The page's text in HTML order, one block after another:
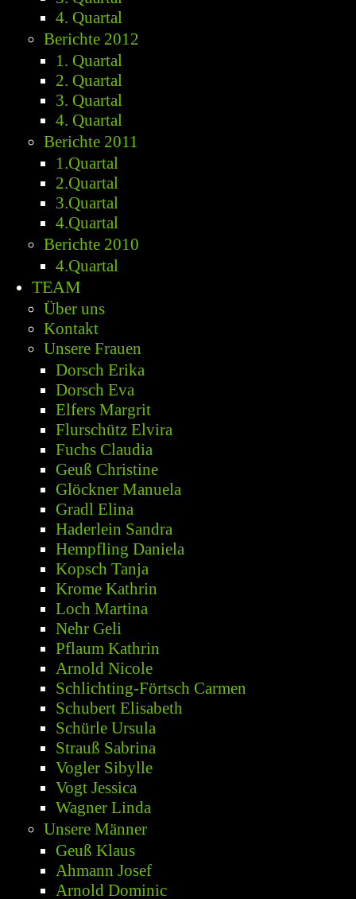
4. Quartal
Berichte 2012
1. Quartal
2. Quartal
3. Quartal
4. Quartal
Berichte 2011
1.Quartal
2.Quartal
3.Quartal
4.Quartal
Berichte 2010
4.Quartal
TEAM
Über uns
Kontakt
Unsere Frauen
Dorsch Erika
Dorsch Eva
Elfers Margrit
Flurschütz Elvira
Fuchs Claudia
Geuß Christine
Glöckner Manuela
Gradl Elina
Haderlein Sandra
Hempfling Daniela
Kopsch Tanja
Krome Kathrin
Loch Martina
Nehr Geli
Pflaum Kathrin
Arnold Nicole
Schlichting-Förtsch Carmen
Schubert Elisabeth
Schürle Ursula
Strauß Sabrina
Vogler Sibylle
Vogt Jessica
Wagner Linda
Unsere Männer
Geuß Klaus
Ahmann Josef
Arnold Dominic